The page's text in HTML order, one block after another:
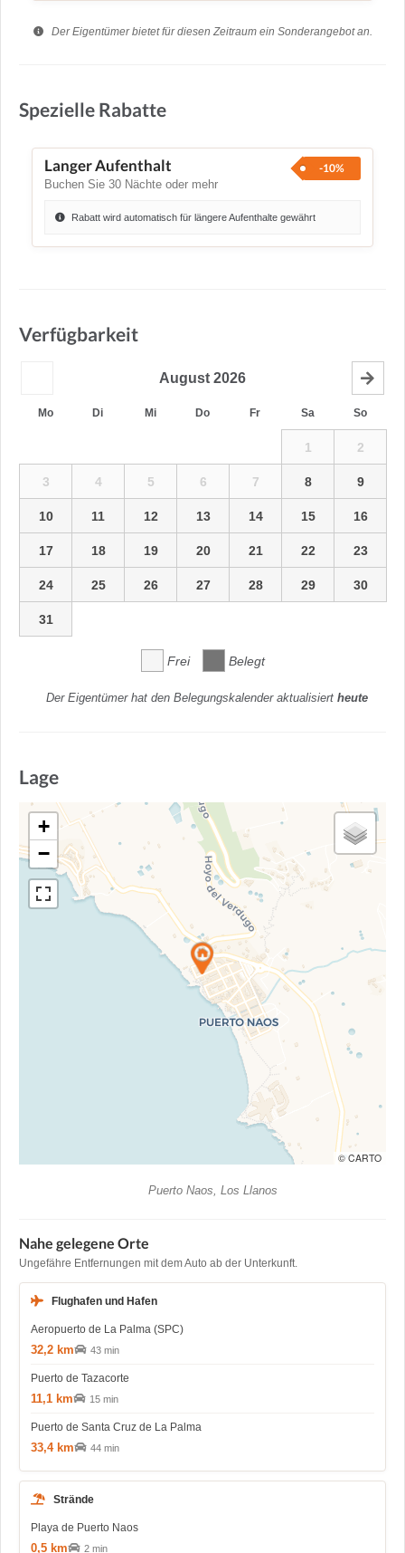
Der Eigentümer bietet für diesen Zeitraum ein Sonderangebot an.
Spezielle Rabatte
Langer Aufenthalt
-10%
Buchen Sie 30 Nächte oder mehr
Rabatt wird automatisch für längere Aufenthalte gewährt
Verfügbarkeit
August 2026
Mo Di Mi Do Fr Sa So
1 2
3 4 5 6 7 8 9
10 11 12 13 14 15 16
17 18 19 20 21 22 23
24 25 26 27 28 29 30
31
Frei Belegt
Der Eigentümer hat den Belegungskalender aktualisiert heute
Lage
+
−
© CARTO
Puerto Naos, Los Llanos
Nahe gelegene Orte
Ungefähre Entfernungen mit dem Auto ab der Unterkunft.
Flughafen und Hafen
Aeropuerto de La Palma (SPC)
32,2 km 43 min
Puerto de Tazacorte
11,1 km 15 min
Puerto de Santa Cruz de La Palma
33,4 km 44 min
Strände
Playa de Puerto Naos
0,5 km 2 min